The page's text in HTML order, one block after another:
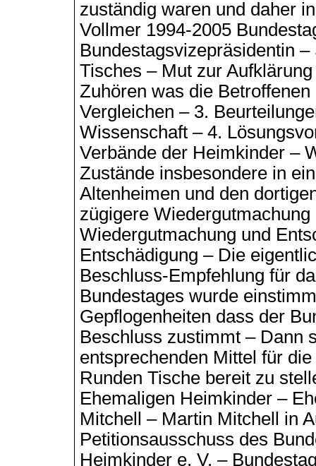
zuständig waren und daher
Vollmer 1994-2005
Bundestagsvizepräsidentin
Tisches – Mut zur
Zuhören was die
Vergleichen – 3.
Wissenschaft – 4.
Verbände der Heimkinder –
Zustände insbesondere in
Altenheimen und den
zügigere
Wiedergutmachung und
Entschädigung – Die
Beschluss-Empfehlung für
Bundestages wurde
Gepflogenheiten dass der
Beschluss zustimmt – Dann
entsprechenden Mittel für
Runden Tische bereit zu
Ehemaligen Heimkinder –
Mitchell – Martin Mitchell in
Petitionsausschuss des
Heimkinder e. V. –